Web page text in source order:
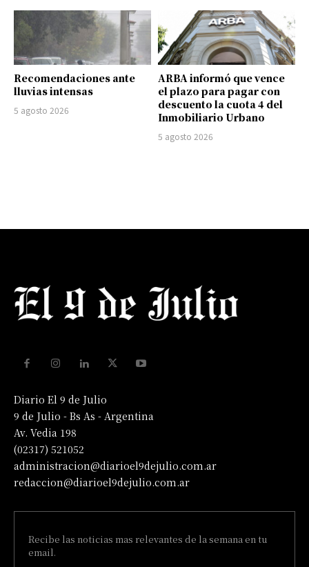
Recomendaciones ante
lluvias intensas
5 agosto 2026
ARBA informó que vence
el plazo para pagar con
descuento la cuota 4 del
Inmobiliario Urbano
5 agosto 2026
Diario El 9 de Julio
9 de Julio - Bs As - Argentina
Av. Vedia 198
(02317) 521052
administracion@diarioel9dejulio.com.ar
redaccion@diarioel9dejulio.com.ar
Recibe las noticias mas relevantes de la semana en tu
email.